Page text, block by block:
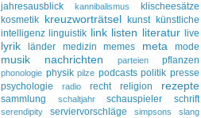
jahresausblick kannibalismus
klischeesätze
kosmetik kreuzworträtsel kunst
künstliche
intelligenz linguistik link listen literatur live
lyrik länder medizin memes meta mode
musik nachrichten parteien pflanzen
phonologie physik pilze podcasts politik presse
psychologie
radio recht religion rezepte
sammlung schaltjahr schauspieler schrift
serendipity serviervorschläge simpsons slang